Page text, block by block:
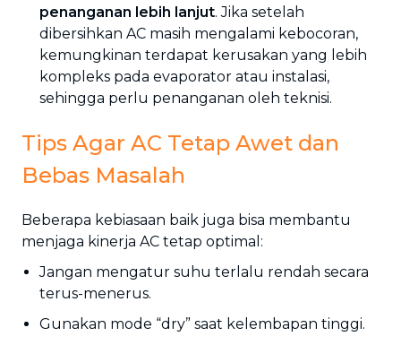
penanganan lebih lanjut. Jika setelah
dibersihkan AC masih mengalami kebocoran,
kemungkinan terdapat kerusakan yang lebih
kompleks pada evaporator atau instalasi,
sehingga perlu penanganan oleh teknisi.
Tips Agar AC Tetap Awet dan
Bebas Masalah
Beberapa kebiasaan baik juga bisa membantu
menjaga kinerja AC tetap optimal:
Jangan mengatur suhu terlalu rendah secara
terus-menerus.
Gunakan mode “dry” saat kelembapan tinggi.